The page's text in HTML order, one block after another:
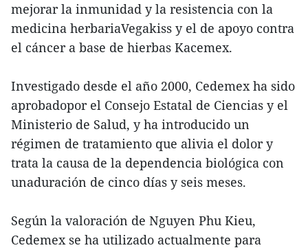
mejorar la inmunidad y la resistencia con la
medicina herbariaVegakiss y el de apoyo contra
el cáncer a base de hierbas Kacemex.
Investigado desde el año 2000, Cedemex ha sido
aprobadopor el Consejo Estatal de Ciencias y el
Ministerio de Salud, y ha introducido un
régimen de tratamiento que alivia el dolor y
trata la causa de la dependencia biológica con
unaduración de cinco días y seis meses.
Según la valoración de Nguyen Phu Kieu,
Cedemex se ha utilizado actualmente para